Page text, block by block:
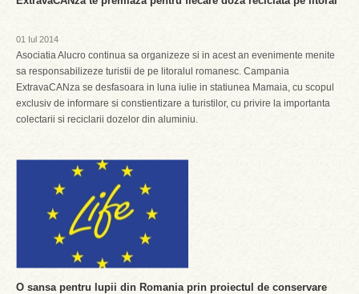
01 Iul 2014
Asociatia Alucro continua sa organizeze si in acest an evenimente menite
sa responsabilizeze turistii de pe litoralul romanesc. Campania
ExtravaCANza se desfasoara in luna iulie in statiunea Mamaia, cu scopul
exclusiv de informare si constientizare a turistilor, cu privire la importanta
colectarii si reciclarii dozelor din aluminiu.
O sansa pentru lupii din Romania prin proiectul de conservare